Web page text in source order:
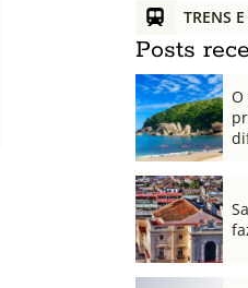
TRENS
Posts
O